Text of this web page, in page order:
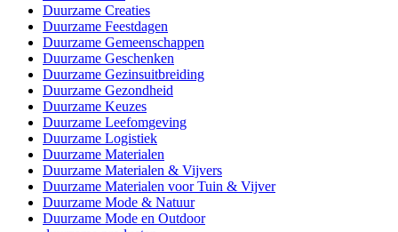
Duurzame Creaties
Duurzame Feestdagen
Duurzame Gemeenschappen
Duurzame Geschenken
Duurzame Gezinsuitbreiding
Duurzame Gezondheid
Duurzame Keuzes
Duurzame Leefomgeving
Duurzame Logistiek
Duurzame Materialen
Duurzame Materialen & Vijvers
Duurzame Materialen voor Tuin & Vijver
Duurzame Mode & Natuur
Duurzame Mode en Outdoor